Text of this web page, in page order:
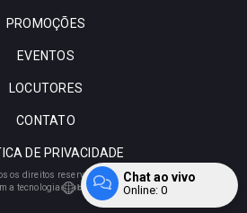
PROMOÇÕES
EVENTOS
LOCUTORES
CONTATO
DE PRIVACIDADE
os direitos reservados.
a tecnologia
Chat ao vivo
Online: 0